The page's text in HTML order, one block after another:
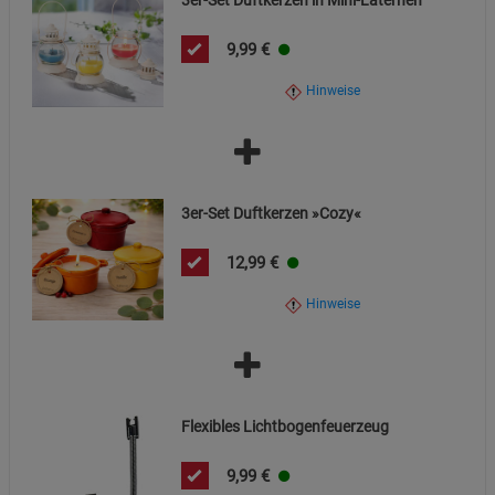
9,99 €
Hinweise
3er-Set Duftkerzen »Cozy«
12,99 €
Hinweise
Flexibles Lichtbogenfeuerzeug
9,99 €
Funktionale Cookies (1)
Beschreibung Funktionale Cookies
Cookie-Informationenanzeigen
Statistik Cookies (2)
Marketing Cookies (3)
Beschreibung Marketing Cookies
Cookie-Informationen